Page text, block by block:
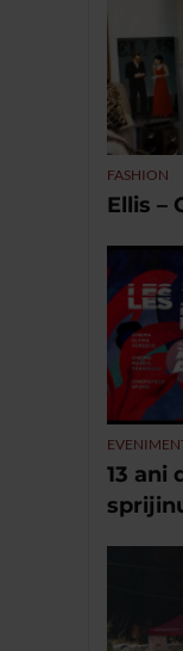
FASHION
Ellis –
13 ani